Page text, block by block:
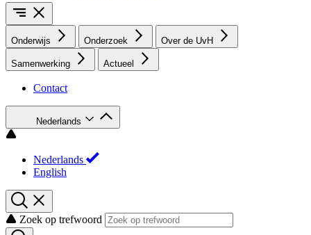
Onderwijs Onderzoek Over de UvH
Samenwerking Actueel
Contact
Nederlands
Nederlands
English
Zoek op trefwoord